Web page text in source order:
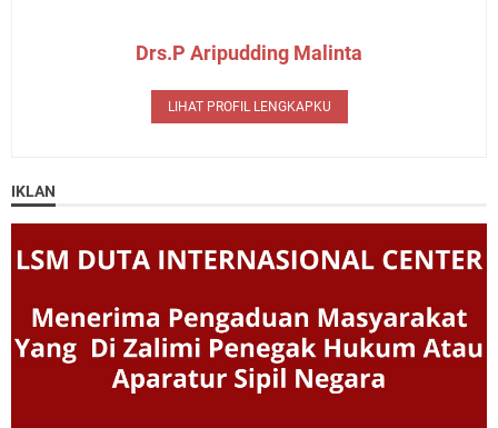
Drs.P Aripudding Malinta
LIHAT PROFIL LENGKAPKU
IKLAN